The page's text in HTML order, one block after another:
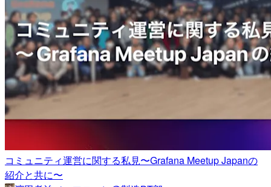
コミュニティ運営に関する私見〜Grafana Meetup Japanの
紹介と共に〜